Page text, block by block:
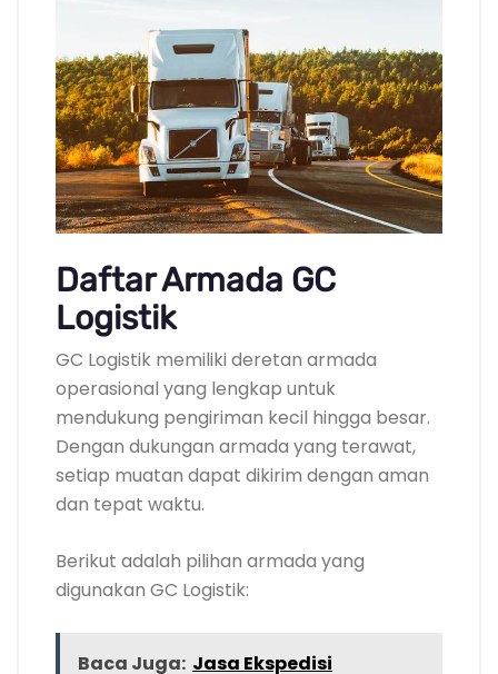
Daftar Armada GC
Logistik
GC Logistik memiliki deretan armada
operasional yang lengkap untuk
mendukung pengiriman kecil hingga besar.
Dengan dukungan armada yang terawat,
setiap muatan dapat dikirim dengan aman
dan tepat waktu.
Berikut adalah pilihan armada yang
digunakan GC Logistik:
Baca Juga: Jasa Ekspedisi